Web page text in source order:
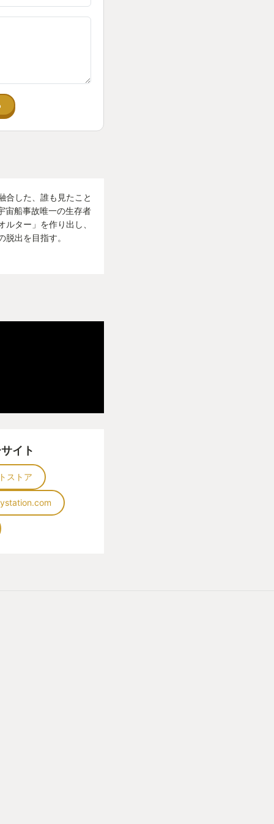
す。
近しい間柄となっ
して設定や話の展
ストーリーがイン
た結末に行き着く
画でなく『SFゲー
る素晴らしいゲー
合した、誰も見たこと
宙船事故唯一の生存者
ター」を作り出し、
出を目指す。
イト
ストア